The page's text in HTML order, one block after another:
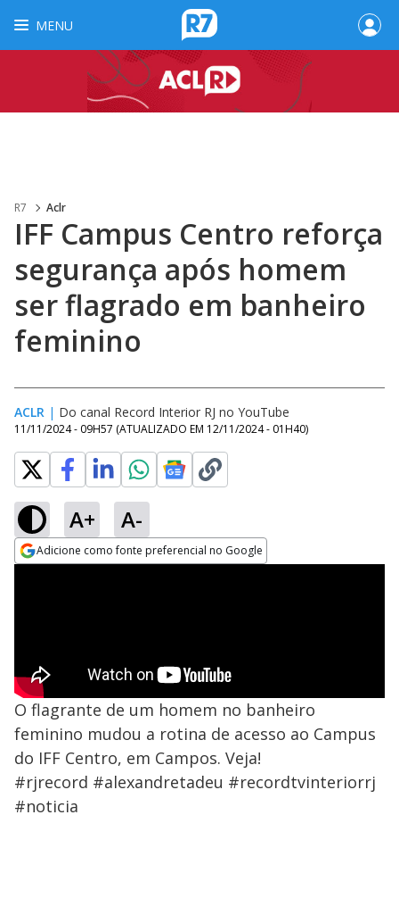
MENU
R7 Aclr
IFF Campus Centro reforça
segurança após homem
ser flagrado em banheiro
feminino
ACLR | Do canal Record Interior RJ no YouTube
11/11/2024 - 09H57 (ATUALIZADO EM 12/11/2024 - 01H40)
A+ A-
Adicione como fonte preferencial no Google
O flagrante de um homem no banheiro
feminino mudou a rotina de acesso ao Campus
do IFF Centro, em Campos. Veja!
#rjrecord #alexandretadeu #recordtvinteriorrj
#noticia